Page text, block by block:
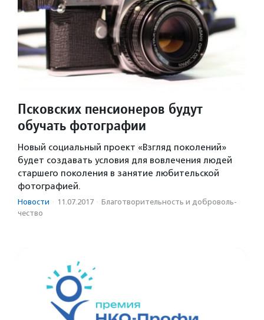
Псковских пенсионеров будут
обучать фотографии
Новый социальный проект «Взгляд поколений»
будет создавать условия для вовлечения людей
старшего поколения в занятие любительской
фотографией.
Новости · 11.07.2017 · Благотвори­тель­ность и доброволь­
чест­во